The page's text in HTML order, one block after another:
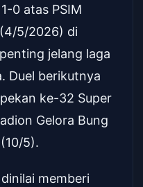
0 atas PSIM
5/2026) di
jelang laga
Duel berikutnya
ke-32 Super
Gelora Bung
5).
memberi